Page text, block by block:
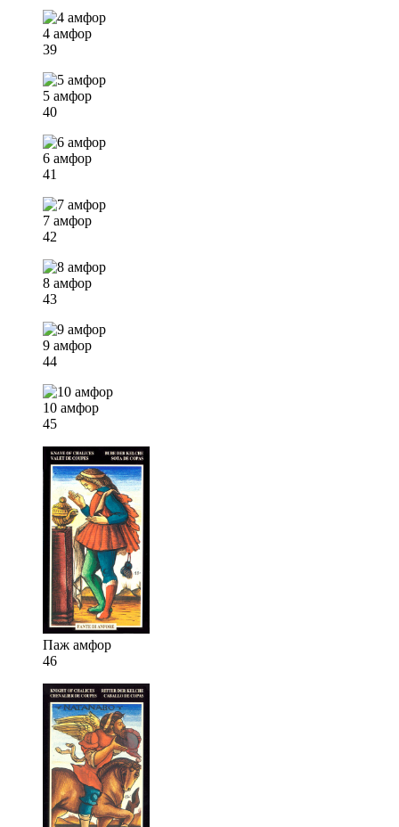
4 амфор
39
5 амфор
40
6 амфор
41
7 амфор
42
8 амфор
43
9 амфор
44
10 амфор
45
Паж амфор
46